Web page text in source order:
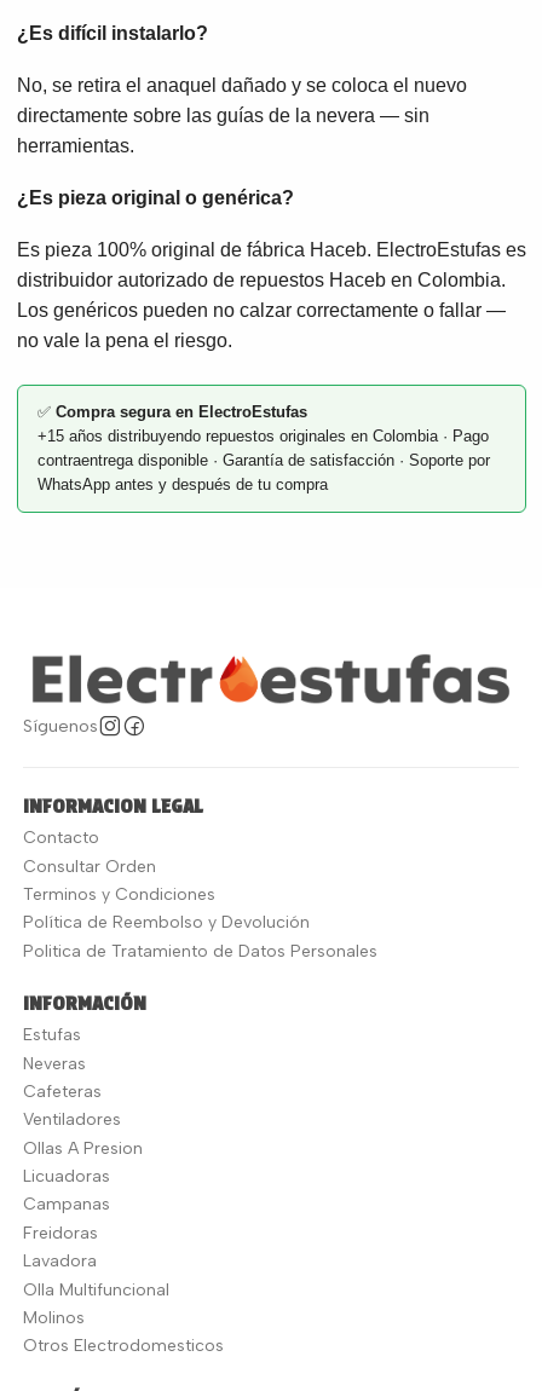
¿Es difícil instalarlo?
No, se retira el anaquel dañado y se coloca el nuevo
directamente sobre las guías de la nevera — sin
herramientas.
¿Es pieza original o genérica?
Es pieza 100% original de fábrica Haceb. ElectroEstufas es
distribuidor autorizado de repuestos Haceb en Colombia.
Los genéricos pueden no calzar correctamente o fallar —
no vale la pena el riesgo.
✅ Compra segura en ElectroEstufas
+15 años distribuyendo repuestos originales en Colombia · Pago
contraentrega disponible · Garantía de satisfacción · Soporte por
WhatsApp antes y después de tu compra
Síguenos
INFORMACION LEGAL
Contacto
Consultar Orden
Terminos y Condiciones
Política de Reembolso y Devolución
Politica de Tratamiento de Datos Personales
INFORMACIÓN
Estufas
Neveras
Cafeteras
Ventiladores
Ollas A Presion
Licuadoras
Campanas
Freidoras
Lavadora
Olla Multifuncional
Molinos
Otros Electrodomesticos